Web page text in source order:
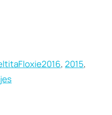
, 2015,